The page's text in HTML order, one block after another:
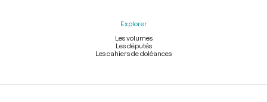
Explorer
Les volumes
Les députés
Les cahiers de doléances